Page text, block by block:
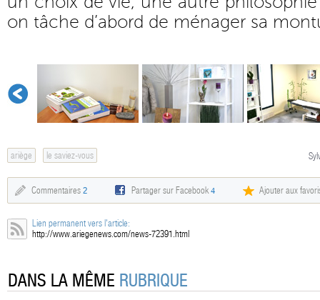
on tâche d’abord de ménager sa
ariège le saviez-vous
Commentaires 2 Partager sur Facebook4 Ajouter aux
Lien permanent vers l'article:
http://www.ariegenews.com/news-72391.html
DANS LA MÊME RUBRIQUE